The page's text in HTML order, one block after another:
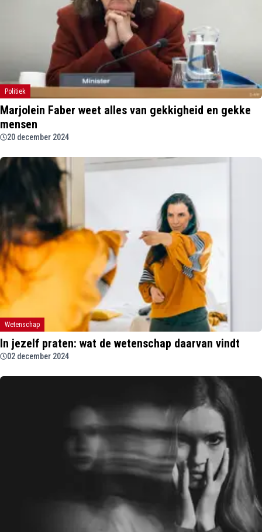
Politiek
Marjolein Faber weet alles van gekkigheid en gekke
mensen
20 december 2024
Wetenschap
In jezelf praten: wat de wetenschap daarvan vindt
02 december 2024